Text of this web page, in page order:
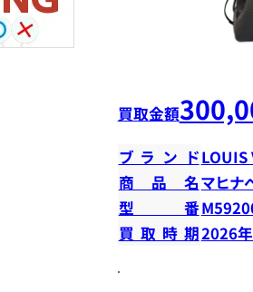
買取金額
ブランドLOUIS
商品名マヒナ
型番
買取時期2026